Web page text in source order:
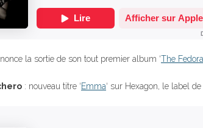
la sortie de son tout premier album ‘The Fedora
: nouveau titre ‘Emma‘ sur Hexagon, le label